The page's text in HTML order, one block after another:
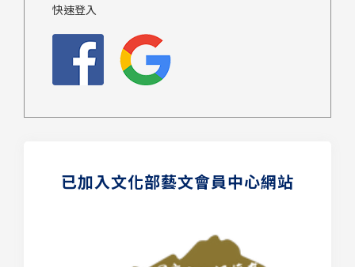
快速登入
已加入文化部藝文會員中心網站